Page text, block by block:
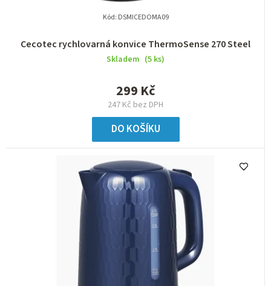
Cecotec rychlovarná konvice ThermoSense 270 Steel
Skladem (5 ks)
247 Kč bez DPH
299 Kč
DO KOŠÍKU
Kód: DSMICEDOMA09